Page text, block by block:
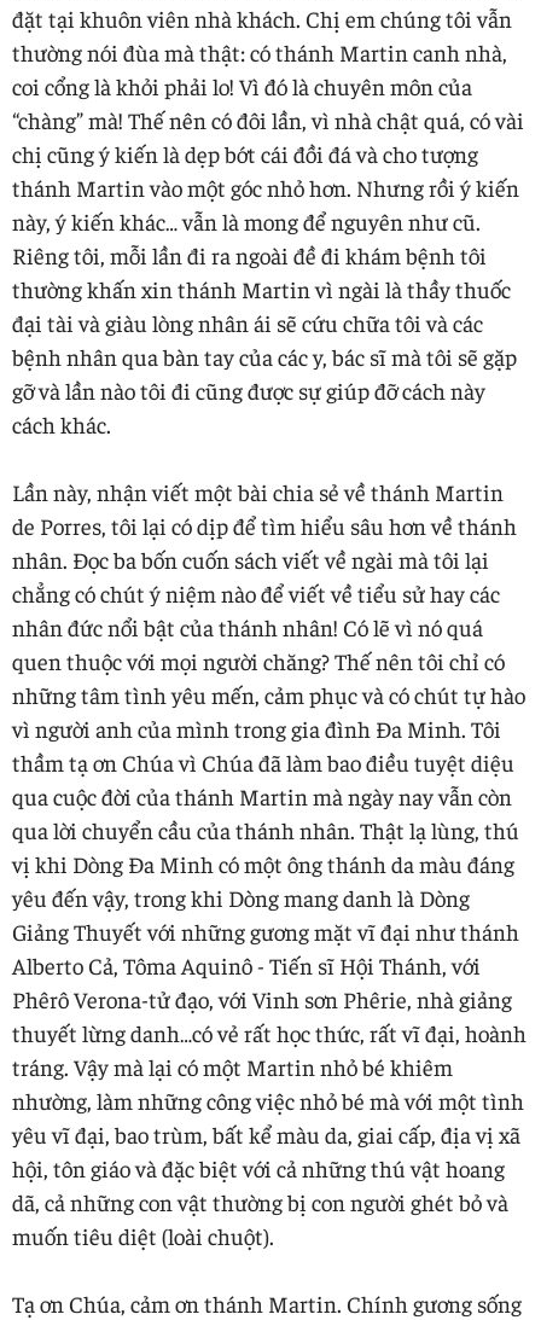
đặt tại khuôn viên nhà khách. Chị em chúng tôi vẫn
thường nói đùa mà thật: có thánh Martin canh nhà,
coi cổng là khỏi phải lo! Vì đó là chuyên môn của
“chàng” mà! Thế nên có đôi lần, vì nhà chật quá, có vài
chị cũng ý kiến là dẹp bớt cái đồi đá và cho tượng
thánh Martin vào một góc nhỏ hơn. Nhưng rồi ý kiến
này, ý kiến khác… vẫn là mong để nguyên như cũ.
Riêng tôi, mỗi lần đi ra ngoài đề đi khám bệnh tôi
thường khấn xin thánh Martin vì ngài là thầy thuốc
đại tài và giàu lòng nhân ái sẽ cứu chữa tôi và các
bệnh nhân qua bàn tay của các y, bác sĩ mà tôi sẽ gặp
gỡ và lần nào tôi đi cũng được sự giúp đỡ cách này
cách khác.
Lần này, nhận viết một bài chia sẻ về thánh Martin
de Porres, tôi lại có dịp để tìm hiểu sâu hơn về thánh
nhân. Đọc ba bốn cuốn sách viết về ngài mà tôi lại
chẳng có chút ý niệm nào để viết về tiểu sử hay các
nhân đức nổi bật của thánh nhân! Có lẽ vì nó quá
quen thuộc với mọi người chăng? Thế nên tôi chỉ có
những tâm tình yêu mến, cảm phục và có chút tự hào
vì người anh của mình trong gia đình Đa Minh. Tôi
thầm tạ ơn Chúa vì Chúa đã làm bao điều tuyệt diệu
qua cuộc đời của thánh Martin mà ngày nay vẫn còn
qua lời chuyển cầu của thánh nhân. Thật lạ lùng, thú
vị khi Dòng Đa Minh có một ông thánh da màu đáng
yêu đến vậy, trong khi Dòng mang danh là Dòng
Giảng Thuyết với những gương mặt vĩ đại như thánh
Alberto Cả, Tôma Aquinô - Tiến sĩ Hội Thánh, với
Phêrô Verona-tử đạo, với Vinh sơn Phêrie, nhà giảng
thuyết lừng danh…có vẻ rất học thức, rất vĩ đại, hoành
tráng. Vậy mà lại có một Martin nhỏ bé khiêm
nhường, làm những công việc nhỏ bé mà với một tình
yêu vĩ đại, bao trùm, bất kể màu da, giai cấp, địa vị xã
hội, tôn giáo và đặc biệt với cả những thú vật hoang
dã, cả những con vật thường bị con người ghét bỏ và
muốn tiêu diệt (loài chuột).
Tạ ơn Chúa, cảm ơn thánh Martin. Chính gương sống